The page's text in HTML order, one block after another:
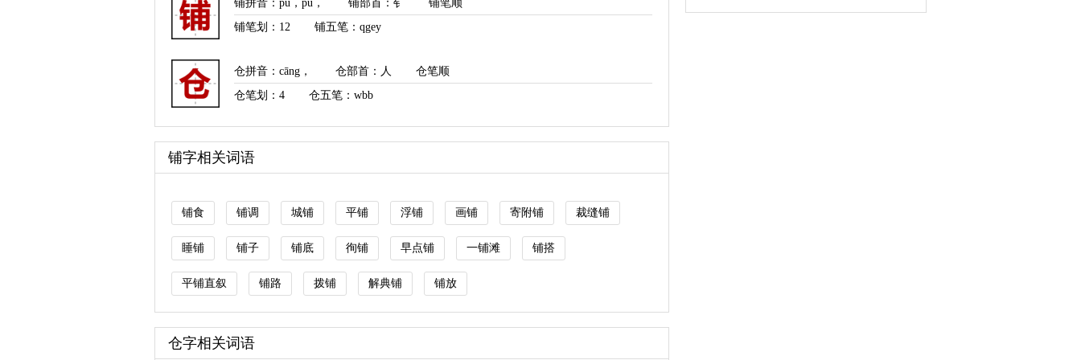
铺拼音 ： pù ， pū ， 铺部首 ：钅
铺笔顺
铺笔划： 12 铺五笔：qgey
仓拼音 ： cāng ， 仓部首 ：人
仓笔顺
仓笔划： 4 仓五笔：wbb
铺字相关词语
铺食 铺调 城铺 平铺 浮铺 画铺 寄附铺 裁缝铺
睡铺 铺子 铺底 徇铺 早点铺 一铺滩 铺搭
平铺直叙 铺路 拨铺 解典铺 铺放
仓字相关词语